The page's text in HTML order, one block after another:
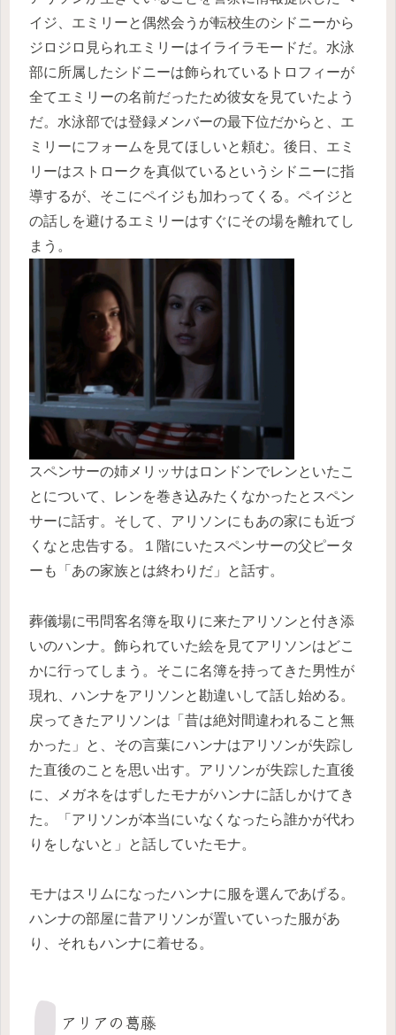
イジ、エミリーと偶然会うが転校生のシドニーから
ジロジロ見られエミリーはイライラモードだ。水泳
部に所属したシドニーは飾られているトロフィーが
全てエミリーの名前だったため彼女を見ていたよう
だ。水泳部では登録メンバーの最下位だからと、エ
ミリーにフォームを見てほしいと頼む。後日、エミ
リーはストロークを真似ているというシドニーに指
導するが、そこにペイジも加わってくる。ペイジと
の話しを避けるエミリーはすぐにその場を離れてし
まう。
スペンサーの姉メリッサはロンドンでレンといたこ
とについて、レンを巻き込みたくなかったとスペン
サーに話す。そして、アリソンにもあの家にも近づ
くなと忠告する。１階にいたスペンサーの父ピータ
ーも「あの家族とは終わりだ」と話す。
葬儀場に弔問客名簿を取りに来たアリソンと付き添
いのハンナ。飾られていた絵を見てアリソンはどこ
かに行ってしまう。そこに名簿を持ってきた男性が
現れ、ハンナをアリソンと勘違いして話し始める。
戻ってきたアリソンは「昔は絶対間違われること無
かった」と、その言葉にハンナはアリソンが失踪し
た直後のことを思い出す。アリソンが失踪した直後
に、メガネをはずしたモナがハンナに話しかけてき
た。「アリソンが本当にいなくなったら誰かが代わ
りをしないと」と話していたモナ。
モナはスリムになったハンナに服を選んであげる。
ハンナの部屋に昔アリソンが置いていった服があ
り、それもハンナに着せる。
アリアの葛藤